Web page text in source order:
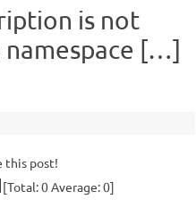
is not
namespace […]
this post!
[Total:0Average:0]